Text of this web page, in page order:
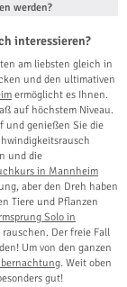
werden?
interessieren?
am liebsten gleich in
und den ultimativen
ermöglicht es Ihnen.
auf höchstem Niveau.
und genießen Sie die
und die
in Mannheim
aber den Dreh haben
Tiere und Pflanzen
Solo in
Der freie Fall
Um von den ganzen
. Weit oben
gut!